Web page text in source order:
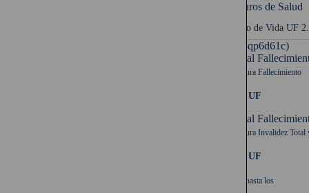
Seguro de Vida UF
UF (-qp6d61c)
Capital
Cobertura Fallecimiento
2.000 UF
Capital
Cobertura Invalidez Total
2.000 UF
Cubre hasta los